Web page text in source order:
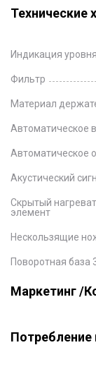
Технические
Индикация
Фильтр
Материал
Автоматическое
Автоматическое
Акустический
Скрытый
элемент
Нескользящие
Поворотная база
Маркетинг /